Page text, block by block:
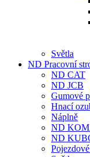
Světla
ND Pracovní
ND CAT
ND JCB
Gumové
Hnací
Náplně
ND
ND